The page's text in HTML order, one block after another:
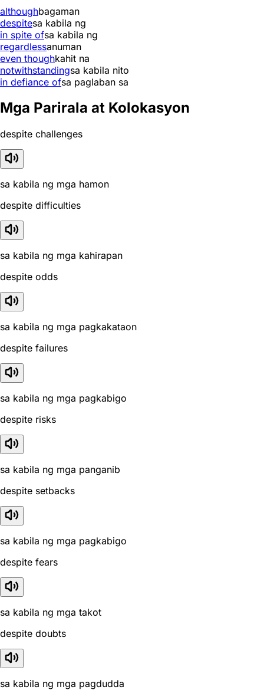
althoughbagaman
despitesa kabila ng
in spite ofsa kabila ng
regardlessanuman
even thoughkahit na
notwithstandingsa kabila nito
in defiance ofsa paglaban sa
Mga Parirala at Kolokasyon
despite challenges
sa kabila ng mga hamon
despite difficulties
sa kabila ng mga kahirapan
despite odds
sa kabila ng mga pagkakataon
despite failures
sa kabila ng mga pagkabigo
despite risks
sa kabila ng mga panganib
despite setbacks
sa kabila ng mga pagkabigo
despite fears
sa kabila ng mga takot
despite doubts
sa kabila ng mga pagdudda